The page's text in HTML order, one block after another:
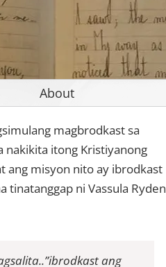
About
magbrodkast sa
nakikita itong Kristiyanong
ang misyon nito ay ibrodkast
tinatanggap ni Vassula Ryden
ang